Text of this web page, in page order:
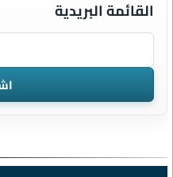
القائمة البريدية